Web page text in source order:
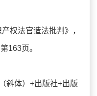
权法官造法批判》，
163页。
斜体）+出版社+出版